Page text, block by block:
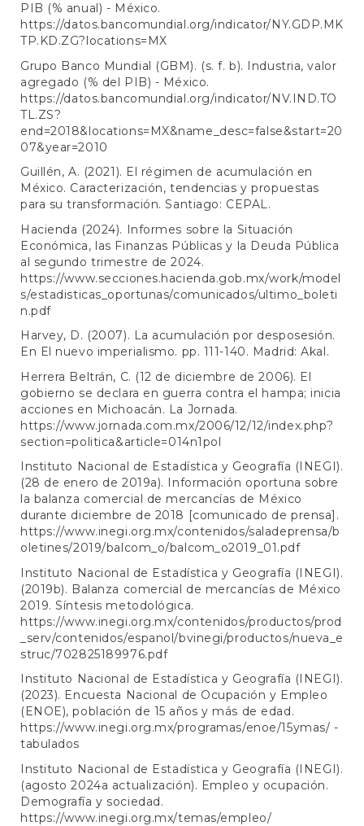
PIB (% anual) - México.
https://datos.bancomundial.org/indicator/NY.GDP.MK
TP.KD.ZG?locations=MX
Grupo Banco Mundial (GBM). (s. f. b). Industria, valor
agregado (% del PIB) - México.
https://datos.bancomundial.org/indicator/NV.IND.TO
TL.ZS?
end=2018&locations=MX&name_desc=false&start=20
07&year=2010
Guillén, A. (2021). El régimen de acumulación en
México. Caracterización, tendencias y propuestas
para su transformación. Santiago: CEPAL.
Hacienda (2024). Informes sobre la Situación
Económica, las Finanzas Públicas y la Deuda Pública
al segundo trimestre de 2024.
https://www.secciones.hacienda.gob.mx/work/model
s/estadisticas_oportunas/comunicados/ultimo_boleti
n.pdf
Harvey, D. (2007). La acumulación por desposesión.
En El nuevo imperialismo. pp. 111-140. Madrid: Akal.
Herrera Beltrán, C. (12 de diciembre de 2006). El
gobierno se declara en guerra contra el hampa; inicia
acciones en Michoacán. La Jornada.
https://www.jornada.com.mx/2006/12/12/index.php?
section=politica&article=014n1pol
Instituto Nacional de Estadística y Geografía (INEGI).
(28 de enero de 2019a). Información oportuna sobre
la balanza comercial de mercancías de México
durante diciembre de 2018 [comunicado de prensa].
https://www.inegi.org.mx/contenidos/saladeprensa/b
oletines/2019/balcom_o/balcom_o2019_01.pdf
Instituto Nacional de Estadística y Geografía (INEGI).
(2019b). Balanza comercial de mercancías de México
2019. Síntesis metodológica.
https://www.inegi.org.mx/contenidos/productos/prod
_serv/contenidos/espanol/bvinegi/productos/nueva_e
struc/702825189976.pdf
Instituto Nacional de Estadística y Geografía (INEGI).
(2023). Encuesta Nacional de Ocupación y Empleo
(ENOE), población de 15 años y más de edad.
https://www.inegi.org.mx/programas/enoe/15ymas/ -
tabulados
Instituto Nacional de Estadística y Geografía (INEGI).
(agosto 2024a actualización). Empleo y ocupación.
Demografía y sociedad.
https://www.inegi.org.mx/temas/empleo/